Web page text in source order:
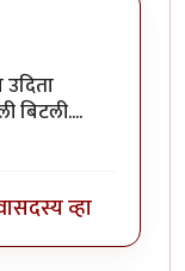
बिटली....
सदस्य व्हा